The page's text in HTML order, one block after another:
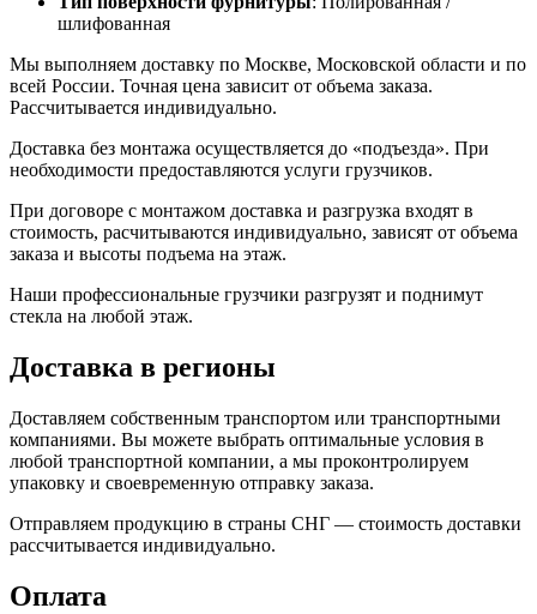
шлифованная
Мы выполняем доставку по Москве, Московской области и по
всей России. Точная цена зависит от объема заказа.
Рассчитывается индивидуально.
Доставка без монтажа осуществляется до «подъезда». При
необходимости предоставляются услуги грузчиков.
При договоре с монтажом доставка и разгрузка входят в
стоимость, расчитываются индивидуально, зависят от объема
заказа и высоты подъема на этаж.
Наши профессиональные грузчики разгрузят и поднимут
стекла на любой этаж.
Доставка в регионы
Доставляем собственным транспортом или транспортными
компаниями. Вы можете выбрать оптимальные условия в
любой транспортной компании, а мы проконтролируем
упаковку и своевременную отправку заказа.
Отправляем продукцию в страны СНГ — стоимость доставки
рассчитывается индивидуально.
Оплата